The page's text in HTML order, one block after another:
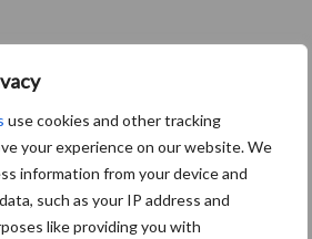
use cookies and other tracking
your experience on our website. We
information from your device and
such as your IP address and
like providing you with